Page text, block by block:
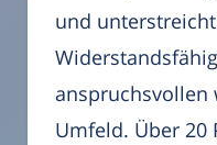
und
anspruchsvollen
Umfeld. Über 20